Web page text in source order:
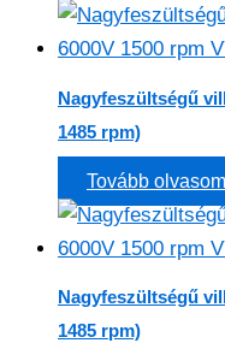
Nagyfeszültségű
1485 rpm)
Tovább olvasom
Nagyfeszültségű
1485 rpm)